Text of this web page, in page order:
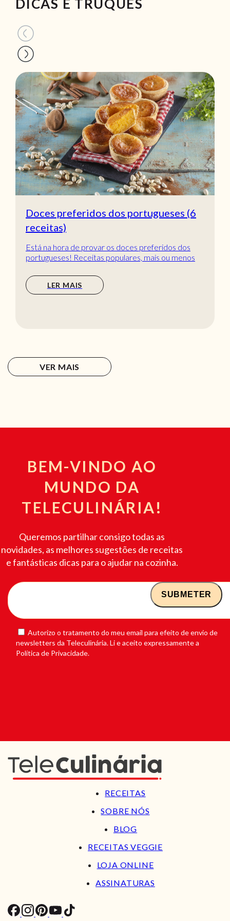
DICAS E TRUQUES
Doces preferidos dos portugueses (6
receitas)
Está na hora de provar os doces preferidos dos
portugueses! Receitas populares, mais ou menos
LER MAIS
VER MAIS
BEM-VINDO AO
MUNDO DA
TELECULINÁRIA!
Queremos partilhar consigo todas as
novidades, as melhores sugestões de receitas
e fantásticas dicas para o ajudar na cozinha.
Autorizo o tratamento do meu email para efeito de envio de
newsletters da Teleculinária. Li e aceito expressamente a
Política de Privacidade.
RECEITAS
SOBRE NÓS
BLOG
RECEITAS VEGGIE
LOJA ONLINE
ASSINATURAS